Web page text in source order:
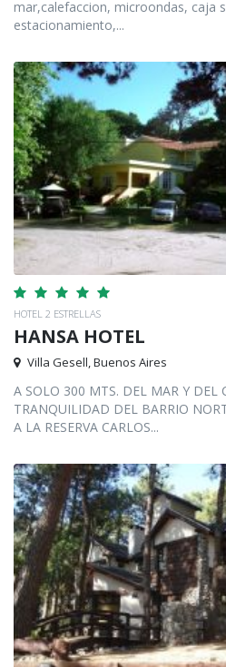
mar,calefaccion, microondas, caja
estacionamiento,...
HOTEL 2 ESTRELLAS
HANSA HOTEL
Villa Gesell, Buenos Aires
A SOLO 300 MTS. DEL MAR Y DEL
TRANQUILIDAD DEL BARRIO
A LA RESERVA CARLOS...